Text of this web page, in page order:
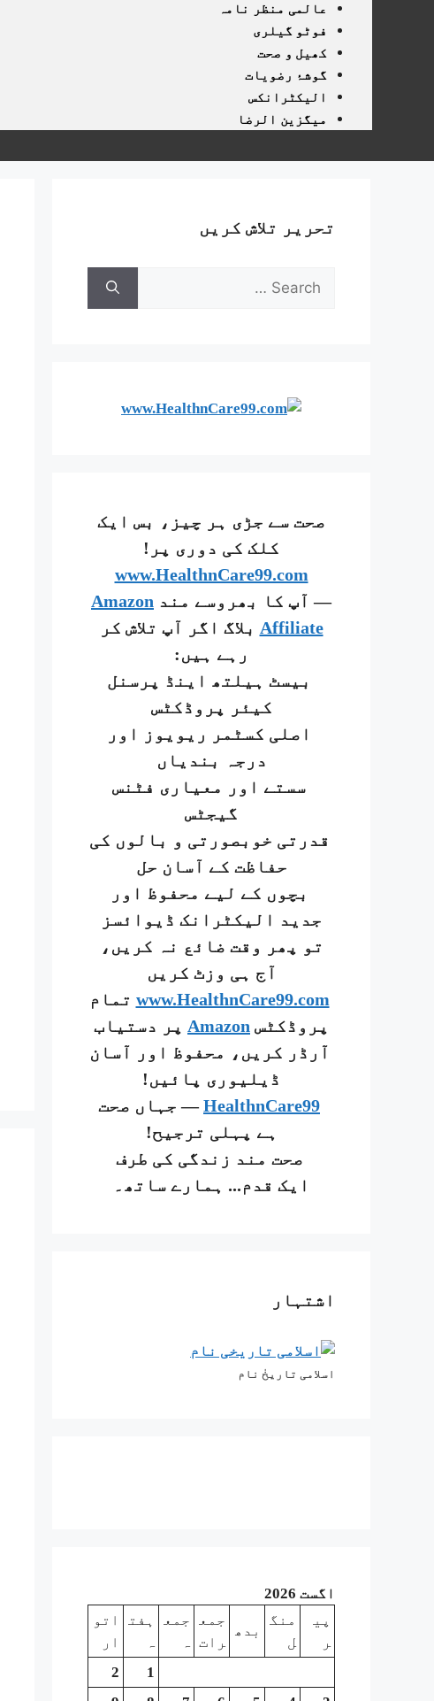
عالمی منظر نامہ
فوٹو گیلری
کھیل و صحت
گوشۂ رضویات
الیکٹرانکس
میگزین الرضا
تحریر تلاش کریں
صحت سے جڑی ہر چیز، بس ایک
کلک کی دوری پر!
www.HealthnCare99.com
— آپ کا بھروسے مند Amazon
Affiliate بلاگ اگر آپ تلاش کر
رہے ہیں:
بیسٹ ہیلتھ اینڈ پرسنل
کیئر پروڈکٹس
اصلی کسٹمر ریویوز اور
درجہ بندیاں
سستے اور معیاری فٹنس
گیجٹس
قدرتی خوبصورتی و بالوں کی
حفاظت کے آسان حل
بچوں کے لیے محفوظ اور
جدید الیکٹرانک ڈیوائسز
تو پھر وقت ضائع نہ کریں،
آج ہی وزٹ کریں
www.HealthnCare99.com تمام
پروڈکٹس Amazon پر دستیاب
آرڈر کریں، محفوظ اور آسان
ڈیلیوری پائیں!
HealthnCare99— جہاں صحت
ہے پہلی ترجیح!
صحت مند زندگی کی طرف
ایک قدم... ہمارے ساتھ۔
اشتہار
اسلامی تاریخٰ نام
اگست 2026
پی
ر
منگ
ل
بدھ
جمع
رات
جمع
ہ
ہفت
ہ
اتو
ار
1
2